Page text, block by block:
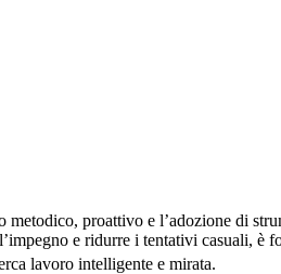
proattivo e l’adozione di
e ridurre i tentativi casuali,
lavoro intelligente e mirata.